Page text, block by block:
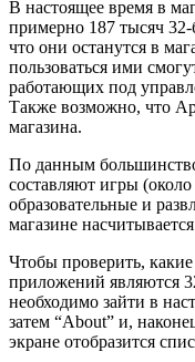
В настоящее время в
примерно 187 тысяч
что они останутся в
пользоваться ими
работающих под
Также возможно, что
магазина.
По данным
составляют игры
образовательные и
магазине
Чтобы проверить,
приложений являются
необходимо зайти в
затем “About” и,
экране отобразится